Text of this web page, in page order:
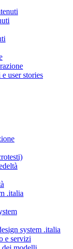
user stories
.italia
system .italia
e servizi